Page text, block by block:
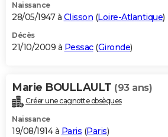
Naissance
28/05/1947 à Clisson (Loire-Atlantique)
Décès
21/10/2009 à Pessac(Gironde)
Marie BOULLAULT (93 ans)
Créer une cagnotte obsèques
Naissance
19/08/1914 à Paris (Paris)